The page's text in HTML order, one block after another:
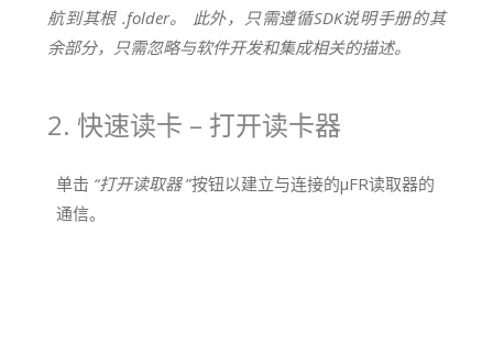
航到其根 .folder。 此外，只需遵循SDK说明手册的其
余部分，只需忽略与软件开发和集成相关的描述。
2. 快速读卡 – 打开读卡器
单击 “打开读取器”按钮以建立与连接的μFR读取器的
通信。